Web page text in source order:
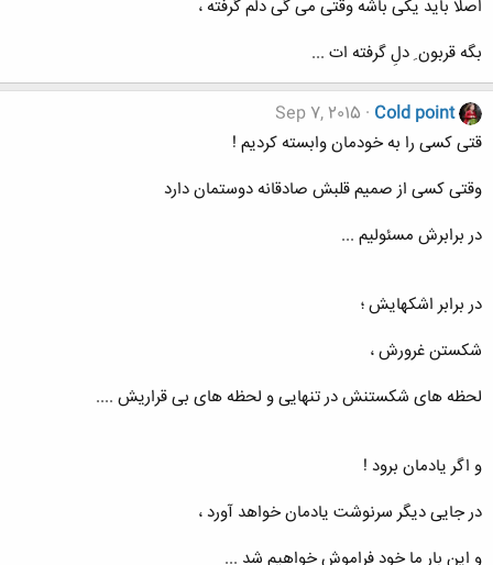
اصلا باید یکی باشه وقتی می گی دلم گرفته ،
بگه قربون ِ دلِ گرفته ات ...
Cold point
Sep 7, 2015
قتی کسی را به خودمان وابسته کردیم !
وقتی کسی از صمیم قلبش صادقانه دوستمان دارد
در برابرش مسئولیم ...
در برابر اشکهایش ؛
شکستن غرورش ،
لحظه های شکستنش در تنهایی و لحظه های بی قراریش ....
و اگر یادمان برود !
در جایی دیگر سرنوشت یادمان خواهد آورد ،
و این بار ما خود فراموش خواهیم شد ...